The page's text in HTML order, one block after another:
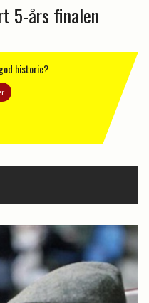
5-års finalen
historie?